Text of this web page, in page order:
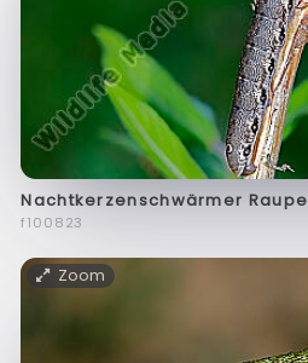
Nachtkerzenschwärmer Raupe
f100823
Zoom